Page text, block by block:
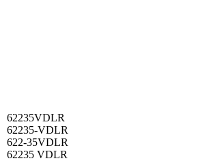
62235VDLR
62235-VDLR
622-35VDLR
62235 VDLR